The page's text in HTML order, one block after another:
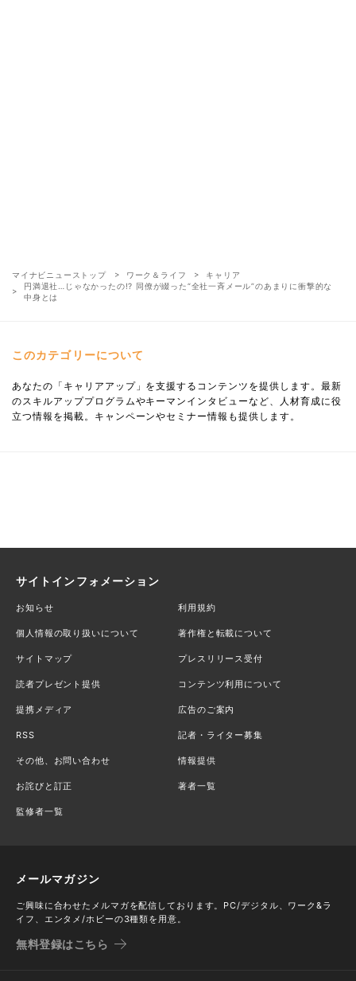
マイナビニューストップ ワーク＆ライフ
キャリア
円満退社…じゃなかったの!? 同僚が綴った“全社一斉メール”のあまりに衝撃的な
中身とは
このカテゴリーについて
あなたの「キャリアアップ」を支援するコンテンツを提供します。最新
のスキルアッププログラムやキーマンインタビューなど、人材育成に役
立つ情報を掲載。キャンペーンやセミナー情報も提供します。
サイトインフォメーション
お知らせ 利用規約
個人情報の取り扱いについて 著作権と転載について
サイトマップ プレスリリース受付
読者プレゼント提供 コンテンツ利用について
提携メディア 広告のご案内
RSS 記者・ライター募集
その他、お問い合わせ 情報提供
お詫びと訂正 著者一覧
監修者一覧
メールマガジン
ご興味に合わせたメルマガを配信しております。PC/デジタル、ワーク&ラ
イフ、エンタメ/ホビーの3種類を用意。
無料登録はこちら